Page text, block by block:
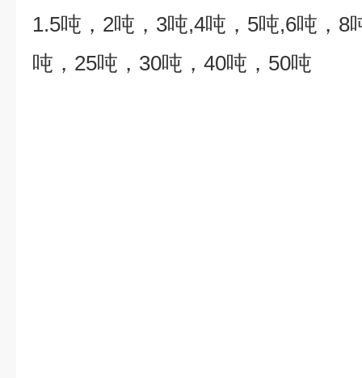
1.5吨， 2吨， 3吨,4吨， 5吨,6吨， 8
吨， 25吨， 30吨， 40吨， 50吨